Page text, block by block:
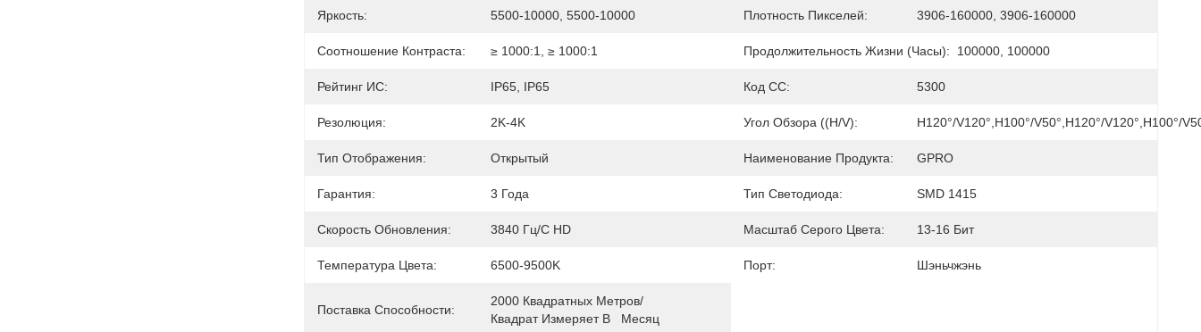
Яркость: 5500-10000, 5500-10000 Плотность Пикселей: 3906-160000, 3906-160000
Соотношение Контраста: ≥ 1000:1, ≥ 1000:1 Продолжительность Жизни (часы): 100000, 100000
Рейтинг ИС: IP65, IP65 Код СС: 5300
Резолюция: 2K-4K Угол Обзора ((H/V): H120°/V120°,H100°/V50°,H120°/V120°,H100°/
Тип Отображения: Открытый Наименование Продукта: GPRO
Гарантия: 3 Года Тип Светодиода: SMD 1415
Скорость Обновления: 3840 Гц/с HD Масштаб Серого Цвета: 13-16 Бит
Температура Цвета: 6500-9500K Порт: Шэньчжэнь
Поставка Способности:
2000 Квадратных Метров/
Квадрат Измеряет В   Месяц